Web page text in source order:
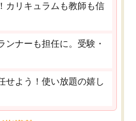
カリキュラムも教師も信
ンナーも担任に。受験・
せよう！使い放題の嬉し